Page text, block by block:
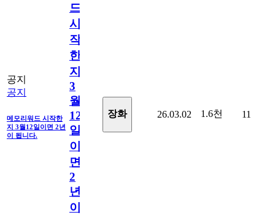
공지
공지
메모리워드 시작한
지 3월12일이면 2년
이 됩니다.
드
시
작
한
지
3
월
12
일
이
면
2
년
이
장화 26.03.02 1.6천 11